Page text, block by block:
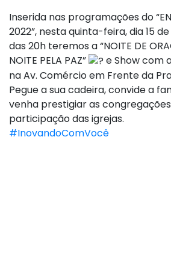
Inserida nas programações do
2022”, nesta quinta-feira, dia 15
das 20h teremos a “NOITE DE
NOITE PELA PAZ”
e Show com
na Av. Comércio em Frente da
Pegue a sua cadeira, convide a
venha prestigiar as
participação das igrejas.
#InovandoComVocê